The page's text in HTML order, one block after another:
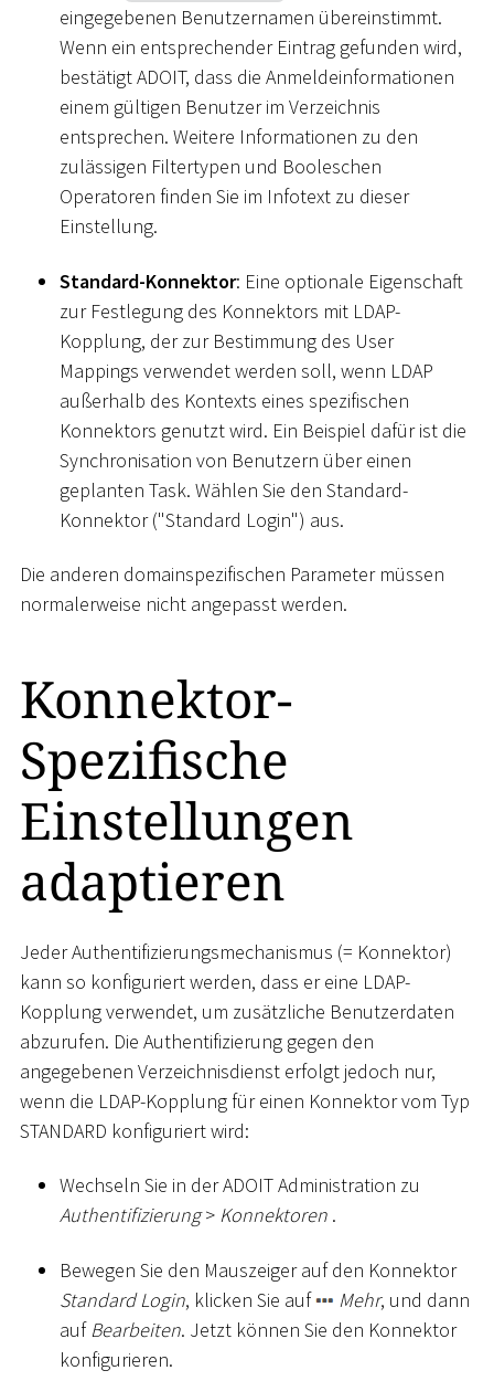
eingegebenen Benutzernamen übereinstimmt.
Wenn ein entsprechender Eintrag gefunden wird,
bestätigt ADOIT, dass die Anmeldeinformationen
einem gültigen Benutzer im Verzeichnis
entsprechen. Weitere Informationen zu den
zulässigen Filtertypen und Booleschen
Operatoren finden Sie im Infotext zu dieser
Einstellung.
Standard-Konnektor: Eine optionale Eigenschaft
zur Festlegung des Konnektors mit LDAP-
Kopplung, der zur Bestimmung des User
Mappings verwendet werden soll, wenn LDAP
außerhalb des Kontexts eines spezifischen
Konnektors genutzt wird. Ein Beispiel dafür ist die
Synchronisation von Benutzern über einen
geplanten Task. Wählen Sie den Standard-
Konnektor ("Standard Login") aus.
Die anderen domainspezifischen Parameter müssen
normalerweise nicht angepasst werden.
Konnektor-
Spezifische
Einstellungen
adaptieren
Jeder Authentifizierungsmechanismus (= Konnektor)
kann so konfiguriert werden, dass er eine LDAP-
Kopplung verwendet, um zusätzliche Benutzerdaten
abzurufen. Die Authentifizierung gegen den
angegebenen Verzeichnisdienst erfolgt jedoch nur,
wenn die LDAP-Kopplung für einen Konnektor vom Typ
STANDARD konfiguriert wird:
Wechseln Sie in der ADOIT Administration zu
Authentifizierung > Konnektoren .
Bewegen Sie den Mauszeiger auf den Konnektor
Standard Login, klicken Sie auf Mehr, und dann
aufBearbeiten. Jetzt können Sie den Konnektor
konfigurieren.